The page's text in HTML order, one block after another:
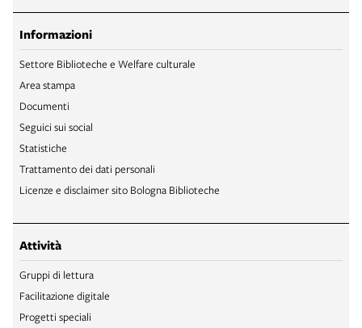
Informazioni
Settore Biblioteche e Welfare culturale
Area stampa
Documenti
Seguici sui social
Statistiche
Trattamento dei dati personali
Licenze e disclaimer sito Bologna Biblioteche
Attività
Gruppi di lettura
Facilitazione digitale
Progetti speciali